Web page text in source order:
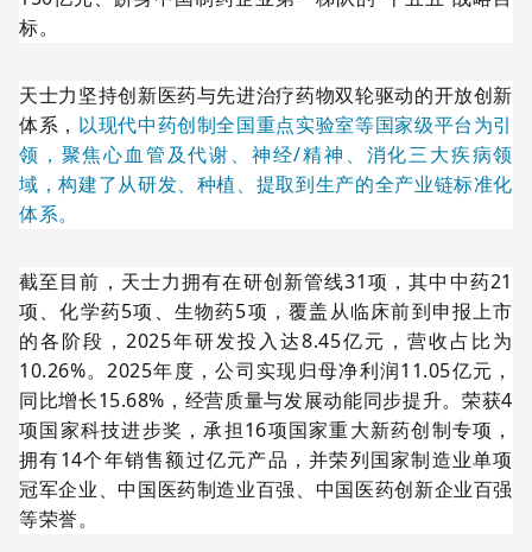
标。
天士力坚持创新医药与先进治疗药物双轮驱动的开放创新
体系， 以现代中药创制全国重点实验室等国家级平台为引
领，聚焦心血管及代谢、神经/精神、消化三大疾病领
域，构建了从研发、种植、提取到生产的全产业链标准化
体系。
截至目前，天士力拥有在研创新管线31项，其中中药21
项、化学药5项、生物药5项，覆盖从临床前到申报上市
的各阶段，2025年研发投入达8.45亿元，营收占比为
10.26%。2025年度，公司实现归母净利润11.05亿元，
同比增长15.68%，经营质量与发展动能同步提升。荣获4
项国家科技进步奖，承担16项国家重大新药创制专项，
拥有14个年销售额过亿元产品，并荣列国家制造业单项
冠军企业、中国医药制造业百强、中国医药创新企业百强
等荣誉。